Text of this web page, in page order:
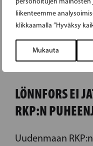
liikenteemme
klikkaamalla ”Hyväksy
Mukauta
23.02.2024
LÖNNFORS EI
RKP:N
Uudenmaan